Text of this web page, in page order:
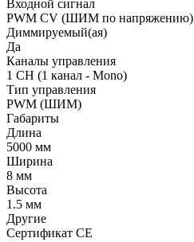
Входной сигнал
PWM СV (ШИМ по напряжению)
Диммируемый(ая)
Да
Каналы управления
1 CH (1 канал - Mono)
Тип управления
PWM (ШИМ)
Габариты
Длина
5000 мм
Ширина
8 мм
Высота
1.5 мм
Другие
Сертификат CE